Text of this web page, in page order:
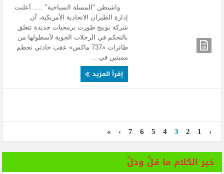
واشنطن "المسلة السياحية" ..... أعلنت
إدارة الطيران الاتحادية الأمريكية، أن
شركة بوينج طورت برمجيات جديدة تتعلق
بالتحكم في الرحلات الجوية لأسطولها من
طائرات «737 ماكس» عقب حادثي تحطم
مميتين في ...
إقرأ المزيد
‹
1
2
3
4
5
6
7
›
»
خير الكلام ما قلَّ ودلَّ